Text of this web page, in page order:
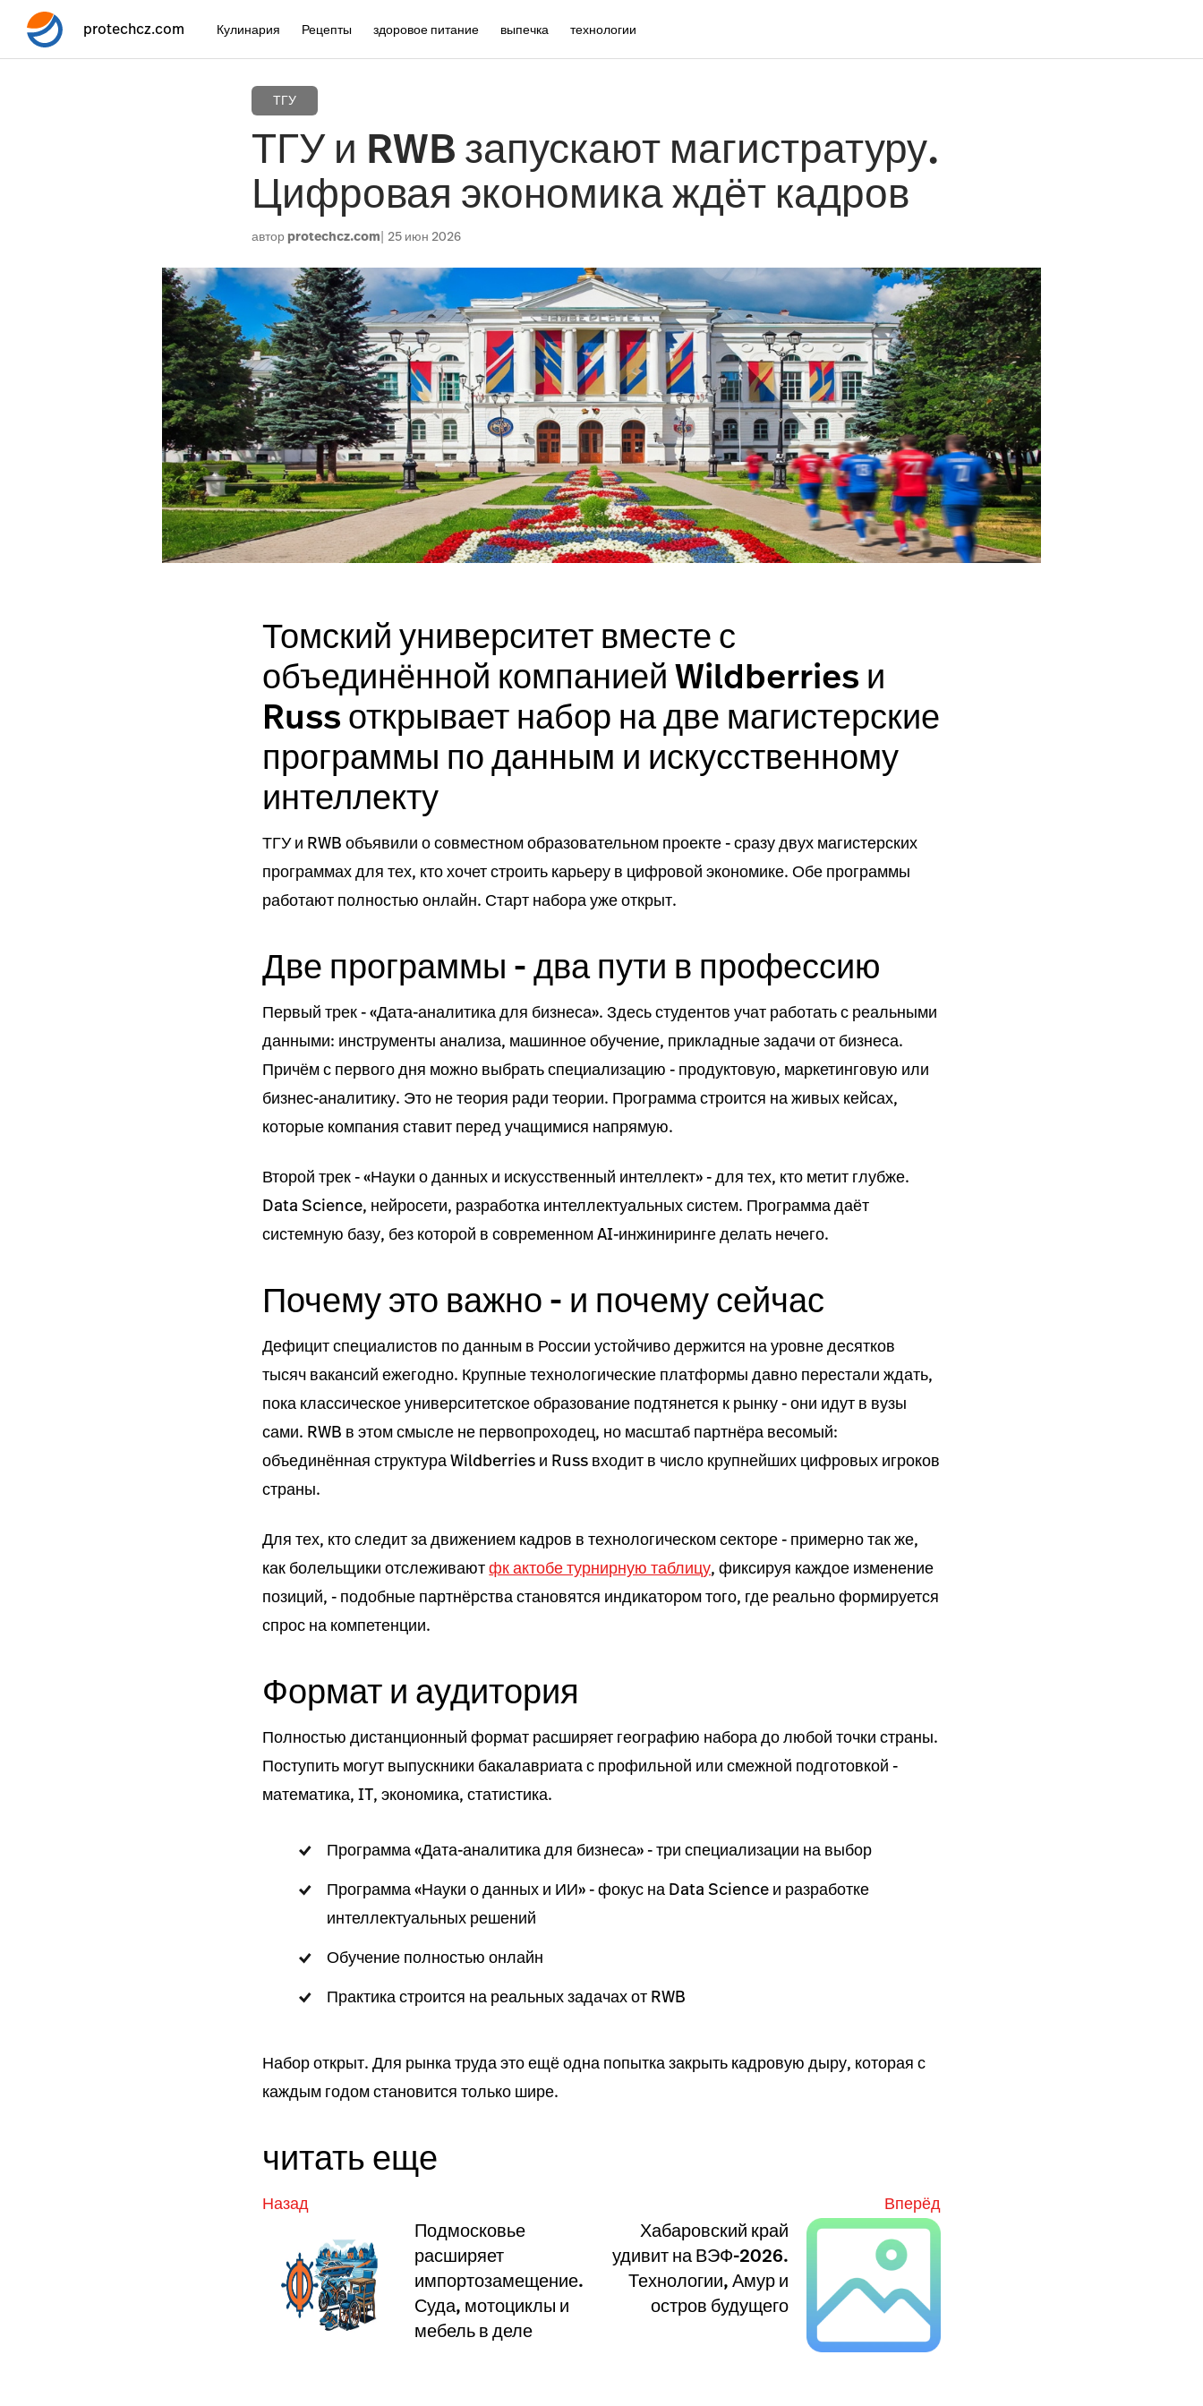
protechcz.com Кулинария Рецепты здоровое питание выпечка технологии
ТГУ
ТГУ и RWB запускают магистратуру.
Цифровая экономика ждёт кадров
автор protechcz.com 25 июн 2026
Томский университет вместе с
объединённой компанией Wildberries и
Russ открывает набор на две магистерские
программы по данным и искусственному
интеллекту
ТГУ и RWB объявили о совместном образовательном проекте - сразу двух магистерских
программах для тех, кто хочет строить карьеру в цифровой экономике. Обе программы
работают полностью онлайн. Старт набора уже открыт.
Две программы - два пути в профессию
Первый трек - «Дата-аналитика для бизнеса». Здесь студентов учат работать с реальными
данными: инструменты анализа, машинное обучение, прикладные задачи от бизнеса.
Причём с первого дня можно выбрать специализацию - продуктовую, маркетинговую или
бизнес-аналитику. Это не теория ради теории. Программа строится на живых кейсах,
которые компания ставит перед учащимися напрямую.
Второй трек - «Науки о данных и искусственный интеллект» - для тех, кто метит глубже.
Data Science, нейросети, разработка интеллектуальных систем. Программа даёт
системную базу, без которой в современном AI-инжиниринге делать нечего.
Почему это важно - и почему сейчас
Дефицит специалистов по данным в России устойчиво держится на уровне десятков
тысяч вакансий ежегодно. Крупные технологические платформы давно перестали ждать,
пока классическое университетское образование подтянется к рынку - они идут в вузы
сами. RWB в этом смысле не первопроходец, но масштаб партнёра весомый:
объединённая структура Wildberries и Russ входит в число крупнейших цифровых игроков
страны.
Для тех, кто следит за движением кадров в технологическом секторе - примерно так же,
как болельщики отслеживаютфк актобе турнирную таблицу, фиксируя каждое изменение
позиций, - подобные партнёрства становятся индикатором того, где реально формируется
спрос на компетенции.
Формат и аудитория
Полностью дистанционный формат расширяет географию набора до любой точки страны.
Поступить могут выпускники бакалавриата с профильной или смежной подготовкой -
математика, IT, экономика, статистика.
Программа «Дата-аналитика для бизнеса» - три специализации на выбор
Программа «Науки о данных и ИИ» - фокус на Data Science и разработке
интеллектуальных решений
Обучение полностью онлайн
Практика строится на реальных задачах от RWB
Набор открыт. Для рынка труда это ещё одна попытка закрыть кадровую дыру, которая с
каждым годом становится только шире.
читать еще
Назад
Подмосковье
расширяет
импортозамещение.
Суда, мотоциклы и
мебель в деле
Вперёд
Хабаровский край
удивит на ВЭФ-2026.
Технологии, Амур и
остров будущего